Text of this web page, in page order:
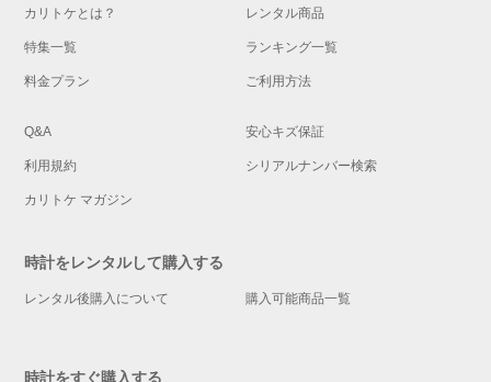
カリトケとは？ レンタル商品
特集一覧 ランキング一覧
料金プラン ご利用方法
Q&A 安心キズ保証
利用規約 シリアルナンバー検索
カリトケ マガジン
時計をレンタルして購入する
レンタル後購入について 購入可能商品一覧
時計をすぐ購入する